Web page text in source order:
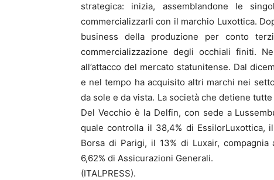
strategica: inizia, assemblandone le
commercializzarli con il marchio Luxottica.
business della produzione per conto
commercializzazione degli occhiali finiti.
all’attacco del mercato statunitense. Dal
e nel tempo ha acquisito altri marchi nei
da sole e da vista. La società che detiene
Del Vecchio è la Delfin, con sede a
quale controlla il 38,4% di EssilorLuxottica,
Borsa di Parigi, il 13% di Luxair,
6,62% di Assicurazioni Generali.
(ITALPRESS).